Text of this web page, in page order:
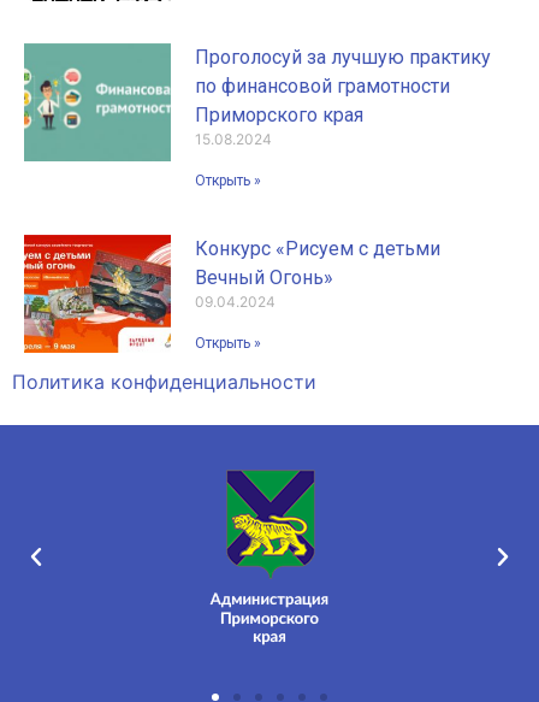
Проголосуй за лучшую практику
по финансовой грамотности
Приморского края
15.08.2024
Открыть »
Конкурс «Рисуем с детьми
Вечный Огонь»
09.04.2024
Открыть »
Политика конфиденциальности